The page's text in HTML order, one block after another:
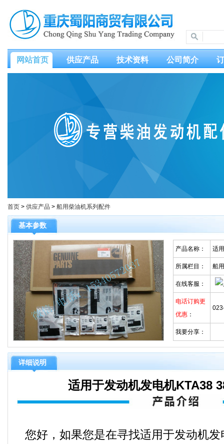
网站首页 供应产品 技术资料 公司简介
首页 > 供应产品 > 船用柴油机系列配件
基本参数
产品名称： 适
所属栏目： 船
在线客服：
电话订购更
优惠 ：
我要分享：
详细说明
适用于发动机发电机KTA38
您好，如果您是在寻找适用于发动机